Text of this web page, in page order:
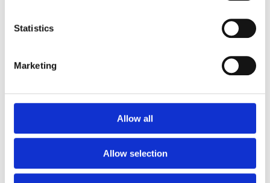
Statistics
Marketing
Allow all
Allow selection